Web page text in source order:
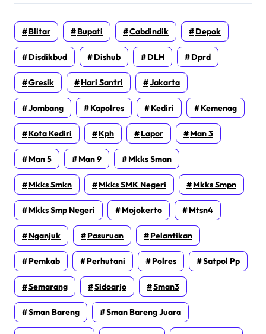
Blitar Bupati Cabdindik Depok
Disdikbud Dishub DLH Dprd
Gresik Hari Santri Jakarta
Jombang Kapolres Kediri Kemenag
Kota Kediri Kph Lapor Man 3
Man 5 Man 9 Mkks Sman
Mkks Smkn Mkks SMK Negeri Mkks Smpn
Mkks Smp Negeri Mojokerto Mtsn4
Nganjuk Pasuruan Pelantikan
Pemkab Perhutani Polres Satpol Pp
Semarang Sidoarjo Sman3
Sman Bareng Sman Bareng Juara